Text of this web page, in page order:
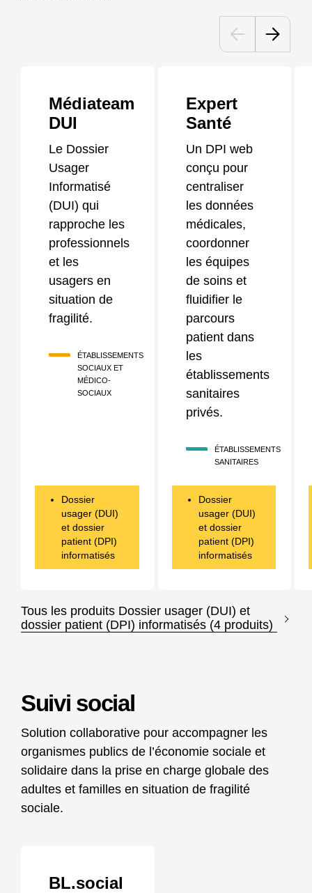
Médiateam
DUI
Le Dossier
Usager
Informatisé
(DUI) qui
rapproche les
professionnels
et les
usagers en
situation de
fragilité.
ÉTABLISSEMENTS
SOCIAUX ET
MÉDICO-
SOCIAUX
Dossier
usager (DUI)
et dossier
patient (DPI)
informatisés
Expert
Santé
Un DPI web
conçu pour
centraliser
les données
médicales,
coordonner
les équipes
de soins et
fluidifier le
parcours
patient dans
les
établissements
sanitaires
privés.
ÉTABLISSEMENTS
SANITAIRES
Dossier
usager (DUI)
et dossier
patient (DPI)
informatisés
Tous les produits Dossier usager (DUI) et
dossier patient (DPI) informatisés (4 produits)
Suivi social
Solution collaborative pour accompagner les
organismes publics de l’économie sociale et
solidaire dans la prise en charge globale des
adultes et familles en situation de fragilité
sociale.
BL.social